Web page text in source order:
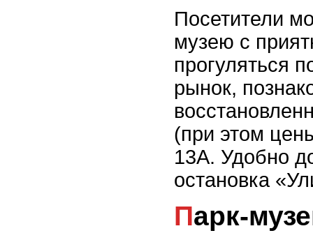
Посетители
музею с
прогуляться
рынок,
(при этом
13А. Удобно
остановка
Парк-